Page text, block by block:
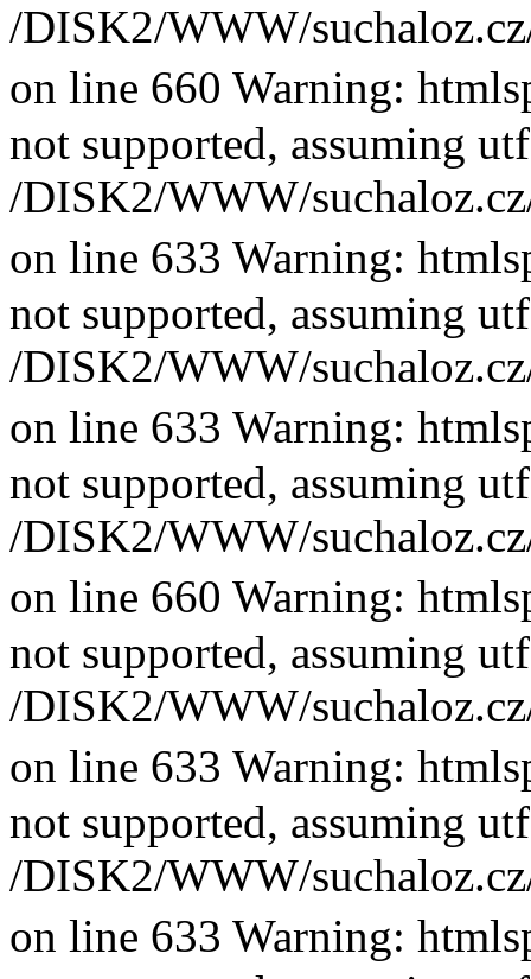
/DISK2/WWW/
on line 660 Warning:
not supported, assuming
/DISK2/WWW/
on line 633 Warning:
not supported, assuming
/DISK2/WWW/
on line 633 Warning:
not supported, assuming
/DISK2/WWW/
on line 660 Warning:
not supported, assuming
/DISK2/WWW/
on line 633 Warning:
not supported, assuming
/DISK2/WWW/
on line 633 Warning: